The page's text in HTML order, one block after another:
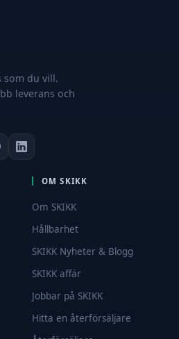
som du vill.
leverans och
OM SKIKK
Om SKIKK
Hållbarhet
SKIKK Nyheter & Blogg
SKIKK affär
Jobbar på SKIKK
Hitta en återförsäljare